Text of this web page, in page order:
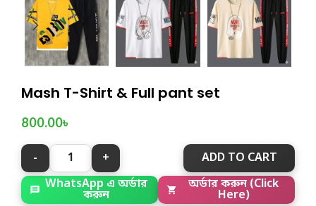
Mash T-Shirt & Full pant set
800.00৳
ADD TO CART
WhatsApp এ অর্ডার
করুন
অর্ডার করুন (Click
Here)